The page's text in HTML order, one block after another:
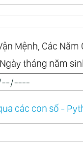
Mệnh, Các Năm
Ngày tháng năm
các con số -